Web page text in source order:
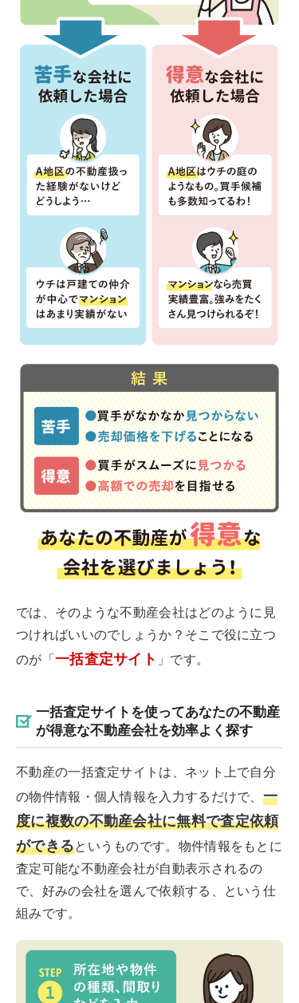
では、そのような不動産会社はどのように見
つければいいのでしょうか？そこで役に立つ
のが「一括査定サイト 」です。
一括査定サイトを使ってあなたの不動産
が得意な不動産会社を効率よく探す
不動産の一括査定サイトは、ネット上で自分
の物件情報・個人情報を入力するだけで、 一
度に複数の不動産会社に無料で査定依頼
ができるというものです。物件情報をもとに
査定可能な不動産会社が自動表示されるの
で、好みの会社を選んで依頼する、という仕
組みです。